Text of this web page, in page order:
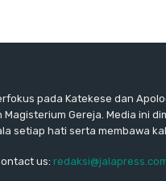
pada Katekese dan
Gereja. Media ini
setiap hati serta membawa
us: